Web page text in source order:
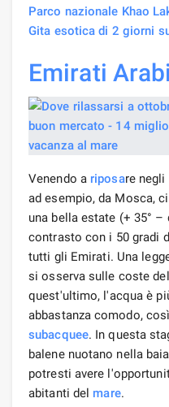
Parco nazionale Khao
Gita esotica di 2 giorni
Emirati
Venendo a riposare negli
ad esempio, da Mosca,
una bella estate (+ 35°
contrasto con i 50 gradi
tutti gli Emirati. Una
si osserva sulle coste
quest'ultimo, l'acqua è
abbastanza comodo,
subacquee. In questa
balene nuotano nella
potresti avere
abitanti del mare.